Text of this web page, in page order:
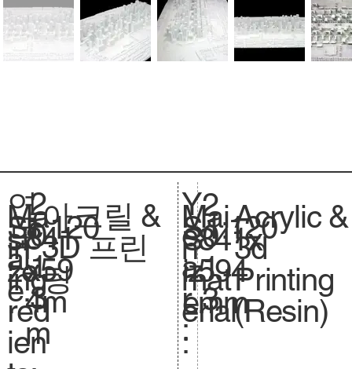
연
도
:
2
0
1
3
Ma
in
ing
red
ien
Sc
al
e.
아크릴 &
3D 프린
팅
1:120
si
ze
.
841
x59
4m
m
Y
e
a
r
:
Mai
n
mat
erial
:
S
.
S
iz
e.
2
0
1
3
1:120
841x
594
mm
Acrylic &
3d
Printing
(Resin)